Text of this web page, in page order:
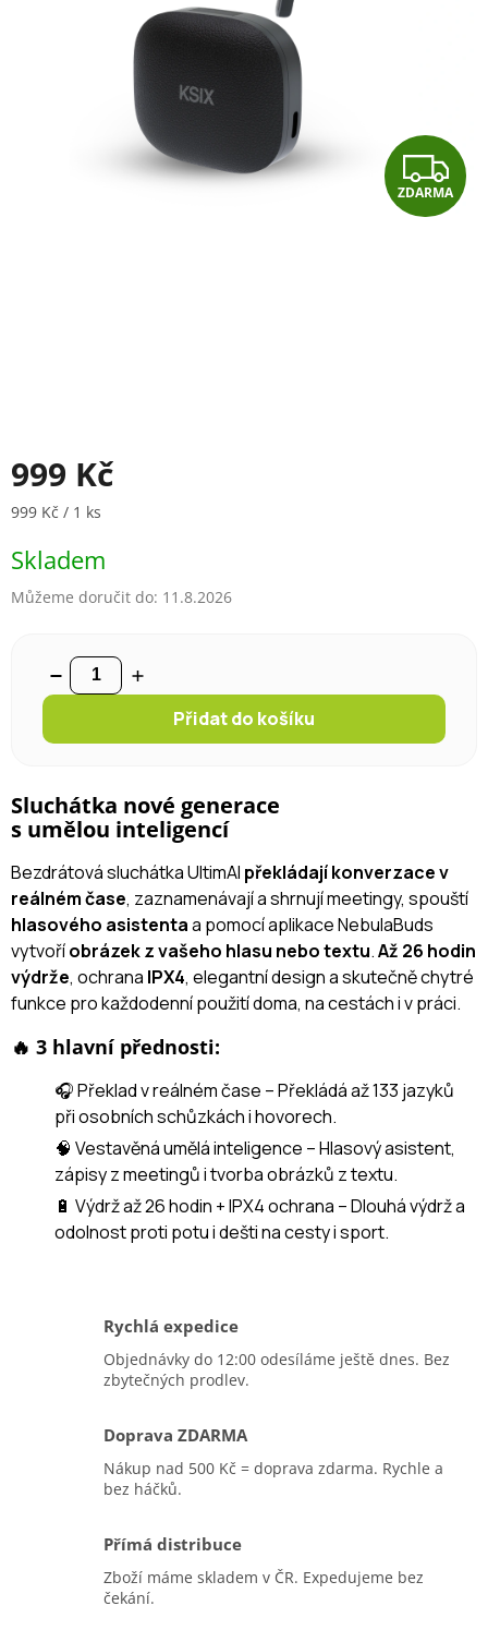
Z
D
ZDARMA
999 Kč
Měrná cena:
999 Kč / 1 ks
Skladem
Můžeme doručit do: 11.8.2026
Přidat do košíku
Sluchátka nové generace
s umělou inteligencí
Bezdrátová sluchátka UltimAI překládají konverzace v
reálném čase, zaznamenávají a shrnují meetingy, spouští
hlasového asistentaa pomocí aplikace NebulaBuds
vytvoříobrázek z vašeho hlasu nebo textu.Až 26 hodin
výdrže, ochrana IPX4, elegantní design a skutečně chytré
funkce pro každodenní použití doma, na cestách i v práci.
🔥 3 hlavní přednosti:
🎧 Překlad v reálném čase – Překládá až 133 jazyků
při osobních schůzkách i hovorech.
🧠 Vestavěná umělá inteligence – Hlasový asistent,
zápisy z meetingů i tvorba obrázků z textu.
🔋 Výdrž až 26 hodin + IPX4 ochrana – Dlouhá výdrž a
odolnost proti potu i dešti na cesty i sport.
Rychlá expedice
Objednávky do 12:00 odesíláme ještě dnes. Bez
zbytečných prodlev.
Doprava ZDARMA
Nákup nad 500 Kč = doprava zdarma. Rychle a
bez háčků.
Přímá distribuce
Zboží máme skladem v ČR. Expedujeme bez
čekání.